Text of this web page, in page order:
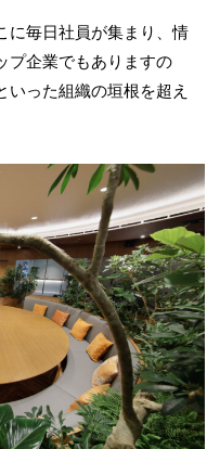
に毎日社員が集まり、情
プ企業でもありますの
いった組織の垣根を超え